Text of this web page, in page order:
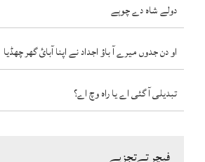
دولے شاہ دے چوہے
او دن جدوں میرے آ باؤ اجداد نے اپنا آبائ گھر چھڈیا
تبدیلی آ گئی اے یا راہ وچ اے؟